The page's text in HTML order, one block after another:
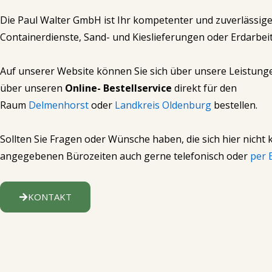
Splitte
Auch sind
Wir haben den
Abrollcontainer von 6
Dann sind Sie
Splitte
Auch sind
Wir haben den
Abrollcontainer von 6
Dann sind Sie
Splitte
Auch sind
Wir haben den
Abrollcontainer von 6
Dann sind Sie
Die Paul Walter GmbH ist Ihr kompetenter und
Containerdienste, Sand- und Kieslieferungen oder
Auf unserer Website können Sie sich über unsere
über unseren Online- Bestellservice direkt für den
Raum Delmenhorstoder Landkreis Oldenburg bestellen.
Sollten Sie Fragen oder Wünsche haben, die sich hier nicht
angegebenen Bürozeiten auch gerne telefonisch oder per
KONTAKT